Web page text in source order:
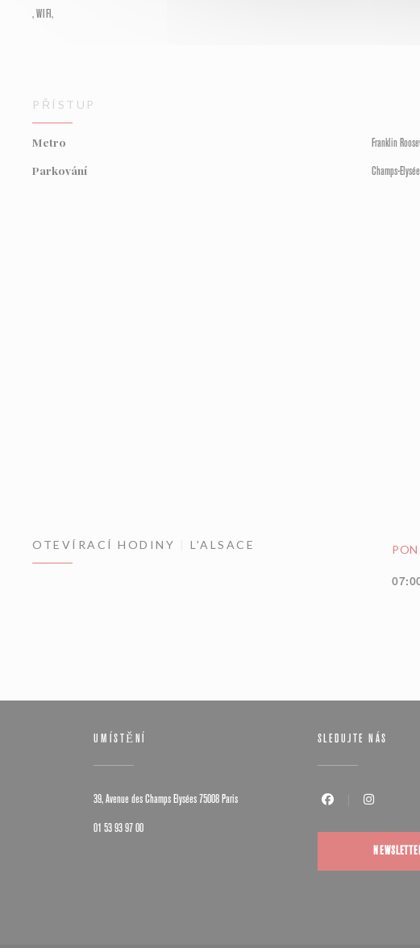
, WIFI,
PŘÍSTUP
Metro Franklin
Parkování Champs-
OTEVÍRACÍ HODINY L'ALSACE PON
UMÍSTĚNÍ
39, Avenue des Champs Elysées 75008 Paris((otevře se v novém okně))
01 53 93 97 00
SLEDUJTE NÁS